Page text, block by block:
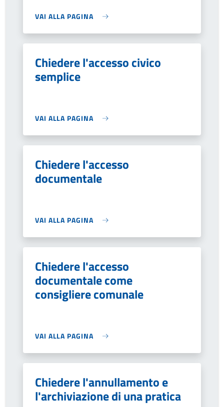
VAI ALLA PAGINA
Chiedere l'accesso civico
semplice
VAI ALLA PAGINA
Chiedere l'accesso
documentale
VAI ALLA PAGINA
Chiedere l'accesso
documentale come
consigliere comunale
VAI ALLA PAGINA
Chiedere l'annullamento e
l'archiviazione di una pratica